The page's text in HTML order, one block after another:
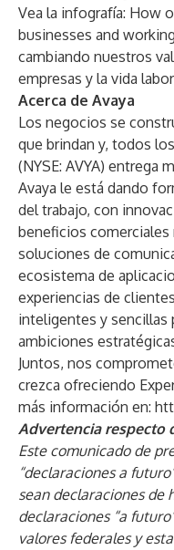
Vea la infografía: How
businesses and
cambiando nuestros
empresas y la vida
Acerca de Avaya
Los negocios se
que brindan y, todos
(NYSE: AVYA) entrega
Avaya le está dando
del trabajo, con
beneficios
soluciones de
ecosistema de
experiencias de
inteligentes y sencillas
ambiciones
Juntos, nos
crezca ofreciendo
más información en:
Advertencia respecto
Este comunicado de
“declaraciones a
sean declaraciones de
declaraciones “a
valores federales y